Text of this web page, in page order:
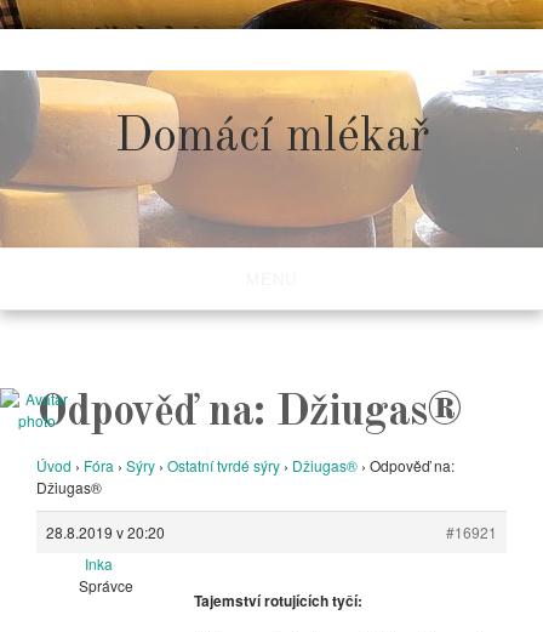
to
content
Domácí mlékař
Odpověď na: Džiugas®
Úvod › Fóra › Sýry › Ostatní tvrdé sýry › Džiugas® › Odpověď na:
Džiugas®
28.8.2019 v 20:20
#16921
Inka
Správce
Tajemství rotujících tyčí: